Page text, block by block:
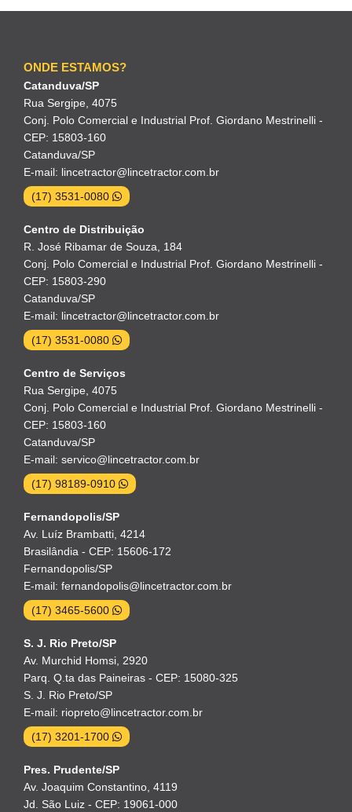
ONDE ESTAMOS?
Catanduva/SP
Rua Sergipe, 4075
Conj. Polo Comercial e Industrial Prof. Giordano Mestrinelli -
CEP: 15803-160
Catanduva/SP
E-mail: lincetractor@lincetractor.com.br
(17) 3531-0080
Centro de Distribuição
R. José Ribamar de Souza, 184
Conj. Polo Comercial e Industrial Prof. Giordano Mestrinelli -
CEP: 15803-290
Catanduva/SP
E-mail: lincetractor@lincetractor.com.br
(17) 3531-0080
Centro de Serviços
Rua Sergipe, 4075
Conj. Polo Comercial e Industrial Prof. Giordano Mestrinelli -
CEP: 15803-160
Catanduva/SP
E-mail: servico@lincetractor.com.br
(17) 98189-0910
Fernandopolis/SP
Av. Luíz Brambatti, 4214
Brasilândia - CEP: 15606-172
Fernandopolis/SP
E-mail: fernandopolis@lincetractor.com.br
(17) 3465-5600
S. J. Rio Preto/SP
Av. Murchid Homsi, 2920
Parq. Q.ta das Paineiras - CEP: 15080-325
S. J. Rio Preto/SP
E-mail: riopreto@lincetractor.com.br
(17) 3201-1700
Pres. Prudente/SP
Av. Joaquim Constantino, 4119
Jd. São Luiz - CEP: 19061-000